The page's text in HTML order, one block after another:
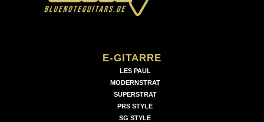
E-GITARRE
LES PAUL
MODERNSTRAT
SUPERSTRAT
PRS STYLE
SG STYLE